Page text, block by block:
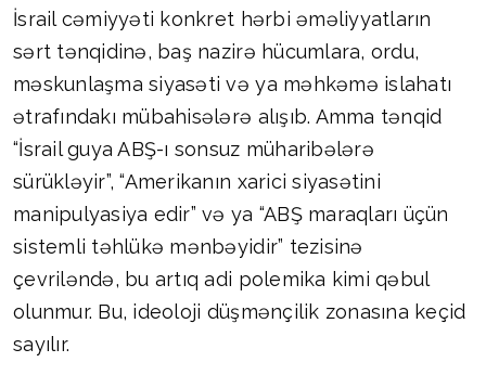
İsrail cəmiyyəti konkret hərbi əməliyyatların
sərt tənqidinə, baş nazirə hücumlara, ordu,
məskunlaşma siyasəti və ya məhkəmə islahatı
ətrafındakı mübahisələrə alışıb. Amma tənqid
“İsrail guya ABŞ-ı sonsuz müharibələrə
sürükləyir”, “Amerikanın xarici siyasətini
manipulyasiya edir” və ya “ABŞ maraqları üçün
sistemli təhlükə mənbəyidir” tezisinə
çevriləndə, bu artıq adi polemika kimi qəbul
olunmur. Bu, ideoloji düşmənçilik zonasına keçid
sayılır.